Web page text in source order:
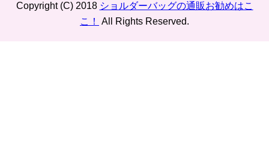
Copyright (C) 2018 ショルダーバッグの通販お勧めはこ
こ！
All Rights Reserved.